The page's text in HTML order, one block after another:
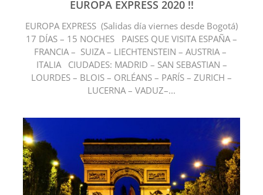
EUROPA EXPRESS 2020 !!
EUROPA EXPRESS (Salidas día viernes desde Bogotá)
17 DÍAS – 15 NOCHES PAISES QUE VISITA ESPAÑA –
FRANCIA – SUIZA – LIECHTENSTEIN – AUSTRIA –
ITALIA CIUDADES: MADRID – SAN SEBASTIAN –
LOURDES – BLOIS – ORLÉANS – PARÍS – ZURICH –
LUCERNA – VADUZ–...